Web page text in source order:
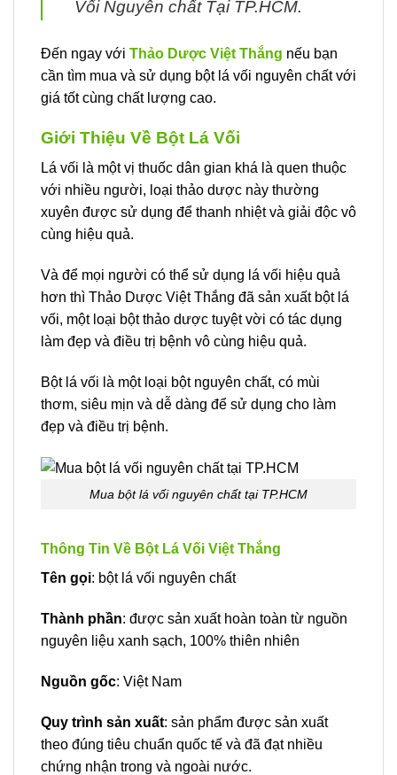
Vối Nguyên chất Tại TP.HCM.
Đến ngay với Thảo Dược Việt Thắng nếu bạn
cần tìm mua và sử dụng bột lá vối nguyên chất với
giá tốt cùng chất lượng cao.
Giới Thiệu Về Bột Lá Vối
Lá vối là một vị thuốc dân gian khá là quen thuộc
với nhiều người, loại thảo dược này thường
xuyên được sử dụng để thanh nhiệt và giải độc vô
cùng hiệu quả.
Và để mọi người có thể sử dụng lá vối hiệu quả
hơn thì Thảo Dược Việt Thắng đã sản xuất bột lá
vối, một loại bột thảo dược tuyệt vời có tác dụng
làm đẹp và điều trị bệnh vô cùng hiệu quả.
Bột lá vối là một loại bột nguyên chất, có mùi
thơm, siêu mịn và dễ dàng để sử dụng cho làm
đẹp và điều trị bệnh.
Mua bột lá vối nguyên chất tại TP.HCM
Thông Tin Về Bột Lá Vối Việt Thắng
Tên gọi: bột lá vối nguyên chất
Thành phần: được sản xuất hoàn toàn từ nguồn
nguyên liệu xanh sạch, 100% thiên nhiên
Nguồn gốc: Việt Nam
Quy trình sản xuất: sản phẩm được sản xuất
theo đúng tiêu chuẩn quốc tế và đã đạt nhiều
chứng nhận trong và ngoài nước.